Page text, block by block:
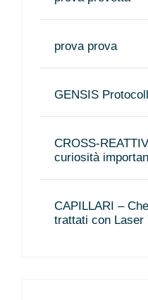
prova prova
GENSIS
CROSS-
curiosità
CAPILLARI –
trattati con Laser